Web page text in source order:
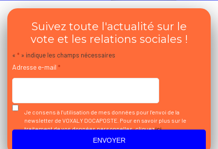
Suivez toute l'actualité sur le
vote et les relations sociales !
« * » indique les champs nécessaires
Adresse e-mail *
Je consens à l’utilisation de mes données pour l’envoi de la
newsletter de VOXALY DOCAPOSTE. Pour en savoir plus sur le
traitement de vos données personnelles, cliquezici